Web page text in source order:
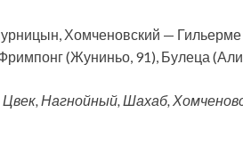
Хомченовский — Гильерме
(Жуниньо, 91), Булеца
Нагнойный, Шахаб,